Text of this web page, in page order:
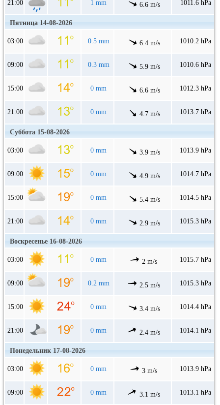
21:00 1 mm 6.6 m/s 1011.6 hPa
Пятница 14-08-2026
03:00 0.5 mm 6.4 m/s 1010.2 hPa
09:00 0.3 mm 5.9 m/s 1010.6 hPa
15:00 0 mm 6.6 m/s 1012.3 hPa
21:00 0 mm 4.7 m/s 1013.7 hPa
Суббота 15-08-2026
03:00 0 mm 3.9 m/s 1013.9 hPa
09:00 0 mm 4.9 m/s 1014.7 hPa
15:00 0 mm 5.4 m/s 1014.5 hPa
21:00 0 mm 2.9 m/s 1015.3 hPa
Воскресенье 16-08-2026
03:00 0 mm 2 m/s 1015.7 hPa
09:00 0.2 mm 2.5 m/s 1015.3 hPa
15:00 0 mm 3.4 m/s 1014.4 hPa
21:00 0 mm 2.4 m/s 1014.1 hPa
Понедельник 17-08-2026
03:00 0 mm 3 m/s 1013.9 hPa
09:00 0 mm 3.1 m/s 1013.1 hPa